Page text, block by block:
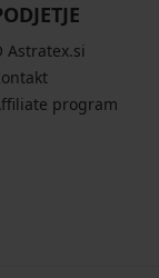
Astratex.si
program